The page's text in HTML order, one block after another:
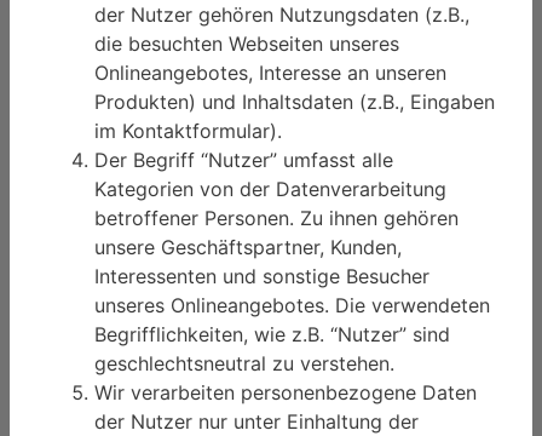
der Nutzer gehören Nutzungsdaten (z.B.,
die besuchten Webseiten unseres
Onlineangebotes, Interesse an unseren
Produkten) und Inhaltsdaten (z.B., Eingaben
im Kontaktformular).
Der Begriff “Nutzer” umfasst alle
Kategorien von der Datenverarbeitung
betroffener Personen. Zu ihnen gehören
unsere Geschäftspartner, Kunden,
Interessenten und sonstige Besucher
unseres Onlineangebotes. Die verwendeten
Begrifflichkeiten, wie z.B. “Nutzer” sind
geschlechtsneutral zu verstehen.
Wir verarbeiten personenbezogene Daten
der Nutzer nur unter Einhaltung der